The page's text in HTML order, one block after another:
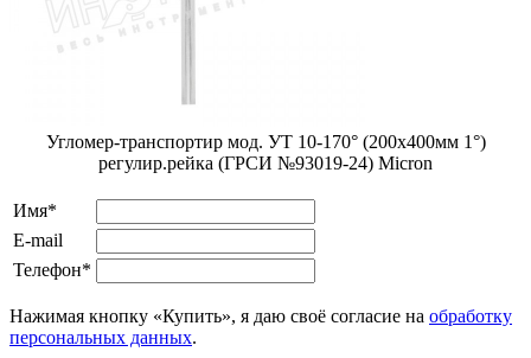
Угломер-транспортир мод. УТ 10-170° (200x400мм 1°)
регулир.рейка (ГРСИ №93019-24) Мicron
Имя*
E-mail
Телефон*
Нажимая кнопку «Купить», я даю своё согласие на обработку
персональных данных.